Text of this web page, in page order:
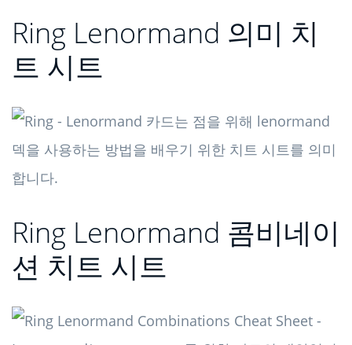
Ring Lenormand 의미 치
트 시트
Ring Lenormand 콤비네이
션 치트 시트